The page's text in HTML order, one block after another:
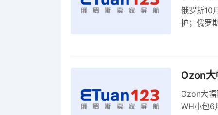
俄罗斯10
护；俄罗
Ozon大
Ozon大
WH小包6